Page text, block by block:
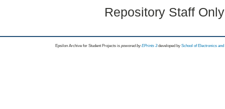
Repository Staff
Epsilon Archive for Student Projects is powored byEPrints 3 developed by School of Electronics